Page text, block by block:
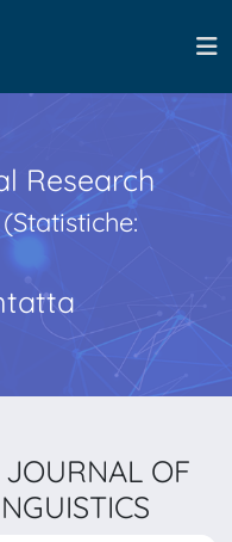
Research
(Statistiche:
OF